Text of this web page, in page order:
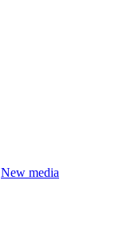
New media